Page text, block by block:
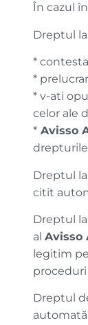
În cazul
Dreptul
*
*
* v-ati
celor ale
* Avisso
Dreptul
citit
Dreptul
al Avisso
legitim
Dreptul